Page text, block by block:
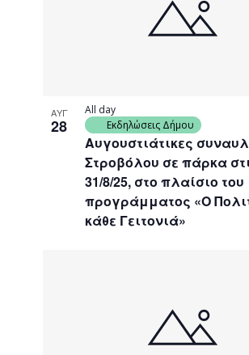
ΑΥΓ
28
Αυγουστιάτικες
Στροβόλου σε πάρκα
31/8/25, στο πλαίσιο του
προγράμματος «Ο
κάθε Γειτονιά»
All day
Εκδηλώσεις Δήμου